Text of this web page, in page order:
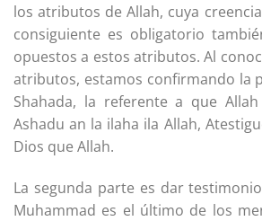
los atributos de Allah, cuya
consiguiente es obligatorio
opuestos a estos atributos. Al
atributos, estamos confirmando la
Shahada, la referente a que
Ashadu an la ilaha ila Allah,
Dios que Allah.
La segunda parte es dar
Muhammad es el último de los